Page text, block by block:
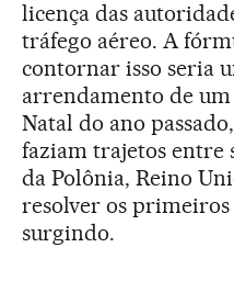
licença das
tráfego aéreo. A
contornar isso seria
arrendamento de um
Natal do ano
faziam trajetos entre
da Polônia, Reino
resolver os
surgindo.